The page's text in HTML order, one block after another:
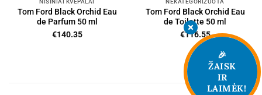
NIŠINIAI KVEPALAI
Tom Ford Black Orchid Eau
de Parfum 50 ml
€140.35
NEKATEGORIZUOTA
Tom Ford Black Orchid Eau
de Toilette 50 ml
€116.55
🎉
ŽAISK
IR
LAIMĖK!